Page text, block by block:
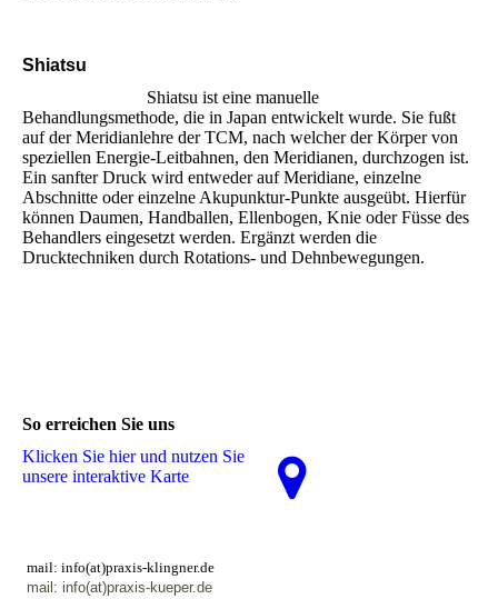
Shiatsu
Shiatsu ist eine manuelle
Behandlungsmethode, die in Japan entwickelt wurde. Sie fußt
auf der Meridianlehre der TCM, nach welcher der Körper von
speziellen Energie-Leitbahnen, den Meridianen, durchzogen ist.
Ein sanfter Druck wird entweder auf Meridiane, einzelne
Abschnitte oder einzelne Akupunktur-Punkte ausgeübt. Hierfür
können Daumen, Handballen, Ellenbogen, Knie oder Füsse des
Behandlers eingesetzt werden. Ergänzt werden die
Drucktechniken durch Rotations- und Dehnbewegungen.
So erreichen Sie uns
Klicken Sie hier und nutzen Sie
unsere interaktive Karte
mail: info(at)praxis-klingner.de
mail: info(at)praxis-kueper.de